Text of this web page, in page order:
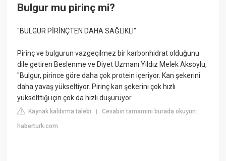
Bulgur mu pirinç mi?
"BULGUR PİRİNÇTEN DAHA SAĞLIKLI"
Pirinç ve bulgurun vazgeçilmez bir karbonhidrat olduğunu
dile getiren Beslenme ve Diyet Uzmanı Yıldız Melek Aksoylu,
"Bulgur, pirince göre daha çok protein içeriyor. Kan şekerini
daha yavaş yükseltiyor. Pirinç kan şekerini çok hızlı
yükselttiği için çok da hızlı düşürüyor.
Kaynak kaldırma talebi |Cevabın tamamını burada okuyun:
haberturk.com